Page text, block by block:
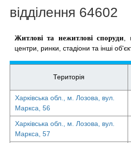
відділення 64602
Житлові та нежитлові споруди ,
центри, ринки, стадіони та інші
Територія
Харківська обл., м. Лозова, вул.
Маркса, 56
Харківська обл., м. Лозова, вул.
Маркса, 57